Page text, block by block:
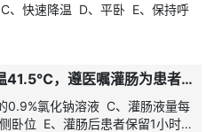
、快速降温 D、平卧 E、保持呼
，遵医嘱灌肠为患者降温，正确的做法是
氯化钠溶液 C、灌肠液量每
卧位 E、灌肠后患者保留1小时排